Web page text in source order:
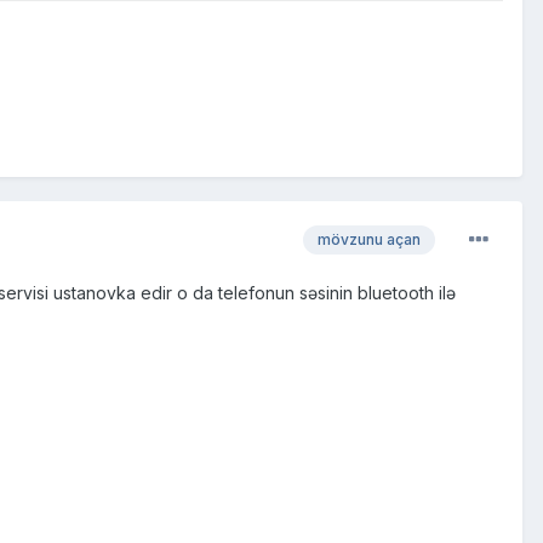
mövzunu açan
ustanovka edir o da telefonun səsinin bluetooth ilə